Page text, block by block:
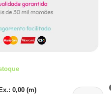
0,00 (m)